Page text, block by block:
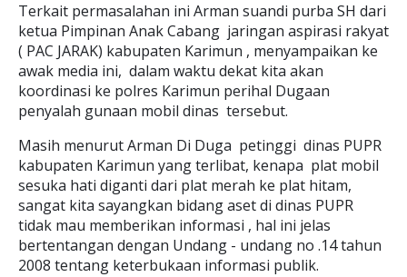
Terkait permasalahan ini Arman suandi purba SH dari
ketua Pimpinan Anak Cabang jaringan aspirasi rakyat
( PAC JARAK) kabupaten Karimun , menyampaikan ke
awak media ini, dalam waktu dekat kita akan
koordinasi ke polres Karimun perihal Dugaan
penyalah gunaan mobil dinas tersebut.
Masih menurut Arman Di Duga petinggi dinas PUPR
kabupaten Karimun yang terlibat, kenapa plat mobil
sesuka hati diganti dari plat merah ke plat hitam,
sangat kita sayangkan bidang aset di dinas PUPR
tidak mau memberikan informasi , hal ini jelas
bertentangan dengan Undang - undang no .14 tahun
2008 tentang keterbukaan informasi publik.